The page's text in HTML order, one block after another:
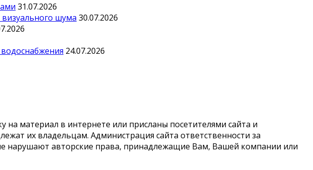
31.07.2026
шума 30.07.2026
24.07.2026
материал в интернете или присланы посетителями сайта и
их владельцам. Администрация сайта ответственности за
нарушают авторские права, принадлежащие Вам, Вашей компании или